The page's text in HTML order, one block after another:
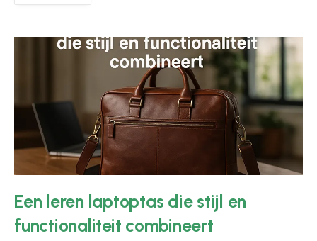
Een leren laptoptas die stijl en
functionaliteit combineert